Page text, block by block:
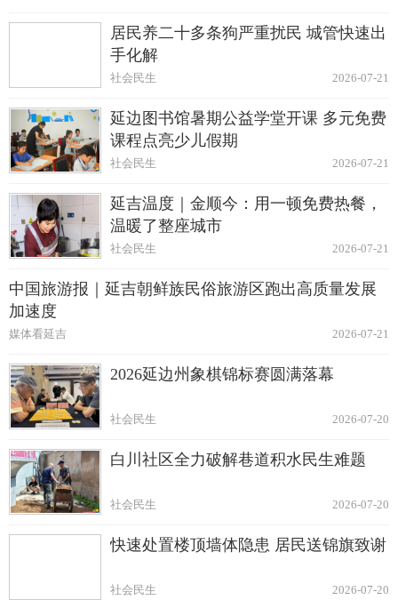
居民养二十多条狗严重扰民 城管快速出
手化解
2026-07-21
社会民生
延边图书馆暑期公益学堂开课 多元免费
课程点亮少儿假期
2026-07-21
社会民生
延吉温度｜金顺今：用一顿免费热餐，
温暖了整座城市
2026-07-21
社会民生
中国旅游报｜延吉朝鲜族民俗旅游区跑出高质量发展
加速度
2026-07-21
媒体看延吉
2026延边州象棋锦标赛圆满落幕
2026-07-20
社会民生
白川社区全力破解巷道积水民生难题
2026-07-20
社会民生
快速处置楼顶墙体隐患 居民送锦旗致谢
2026-07-20
社会民生